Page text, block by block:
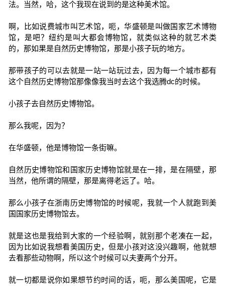
法。当然，哈，这个我现在说到的是这种美术馆。
啊，比如说费城市叫艺术馆，呃，华盛顿是叫做国家艺术博物
馆，是吧？纽约是叫大都会博物馆，就类似这种的就艺术类
的，那如果是自然历史博物馆，那是小孩子玩的地方。
那带孩子的可以去就是一站一站玩过去，因为每一个城市都有
这个自然历史博物馆那像像我当时去这个我选腾dc的时候。
小孩子去自然历史博物馆。
那么我呢，因为？
在华盛顿，他是博物馆一条街嘛。
自然历史博物馆和国家历史博物馆就是在一排，是在隔壁，那
当然，他所谓的隔壁，那是离得老远了。哈。
那么小孩子在浙南历史博物馆的时候呢，我就一个人就跑到美
国国家历史博物馆去。
就是这也是我给到大家的一个经验啊，就别那个老凑在一起，
因为比如说我想看美国历史，但是小孩对这没兴趣啊，他就想
去看那些动物啊，所以这个时候可以夫妻两个分开。
就一切都是说你如果想节约时间的话，呃，那么美国呢，它是